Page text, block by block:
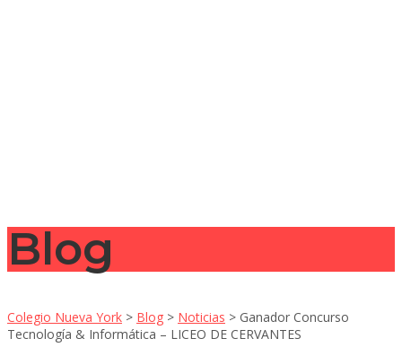
Blog
Colegio Nueva York > Blog > Noticias > Ganador Concurso
Tecnología & Informática – LICEO DE CERVANTES